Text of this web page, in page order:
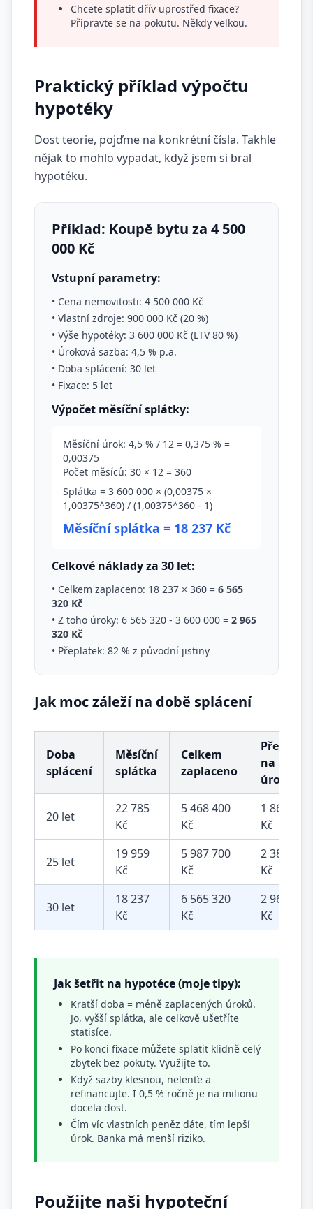
Chcete splatit dřív uprostřed fixace?
Připravte se na pokutu. Někdy velkou.
Praktický příklad výpočtu
hypotéky
Dost teorie, pojďme na konkrétní čísla. Takhle
nějak to mohlo vypadat, když jsem si bral
hypotéku.
Příklad: Koupě bytu za 4 500
000 Kč
Vstupní parametry:
• Cena nemovitosti: 4 500 000 Kč
• Vlastní zdroje: 900 000 Kč (20 %)
• Výše hypotéky: 3 600 000 Kč (LTV 80 %)
• Úroková sazba: 4,5 % p.a.
• Doba splácení: 30 let
• Fixace: 5 let
Výpočet měsíční splátky:
Měsíční úrok: 4,5 % / 12 = 0,375 % =
0,00375
Počet měsíců: 30 × 12 = 360
Splátka = 3 600 000 × (0,00375 ×
1,00375^360) / (1,00375^360 - 1)
Měsíční splátka = 18 237 Kč
Celkové náklady za 30 let:
• Celkem zaplaceno: 18 237 × 360 = 6 565
320 Kč
• Z toho úroky: 6 565 320 - 3 600 000 = 2 965
320 Kč
• Přeplatek: 82 % z původní jistiny
Jak moc záleží na době splácení
Doba
splácení
Měsíční
splátka
Celkem
zaplaceno
na
úrocích
20 let
22 785
Kč
5 468 400
Kč
1 868 400
Kč
25 let
19 959
Kč
5 987 700
Kč
2 387 700
Kč
30 let
18 237
Kč
6 565 320
Kč
2 965 320
Kč
Jak šetřit na hypotéce (moje tipy):
Kratší doba = méně zaplacených úroků.
Jo, vyšší splátka, ale celkově ušetříte
statisíce.
Po konci fixace můžete splatit klidně celý
zbytek bez pokuty. Využijte to.
Když sazby klesnou, nelenťe a
refinancujte. I 0,5 % ročně je na milionu
docela dost.
Čím víc vlastních peněz dáte, tím lepší
úrok. Banka má menší riziko.
Použijte naši hypoteční